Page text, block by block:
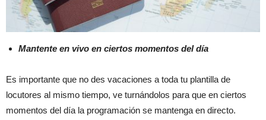
Mantente en vivo en ciertos momentos del día
Es importante que no des vacaciones a toda tu plantilla de
locutores al mismo tiempo, ve turnándolos para que en ciertos
momentos del día la programación se mantenga en directo.